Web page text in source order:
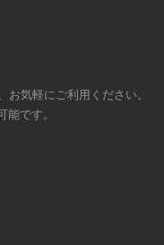
気軽にご利用ください。
です。